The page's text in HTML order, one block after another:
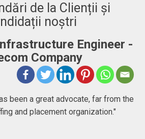
de la Clienții și
noștri
Engineer -
Company
been a great advocate, far from the
and placement organization."